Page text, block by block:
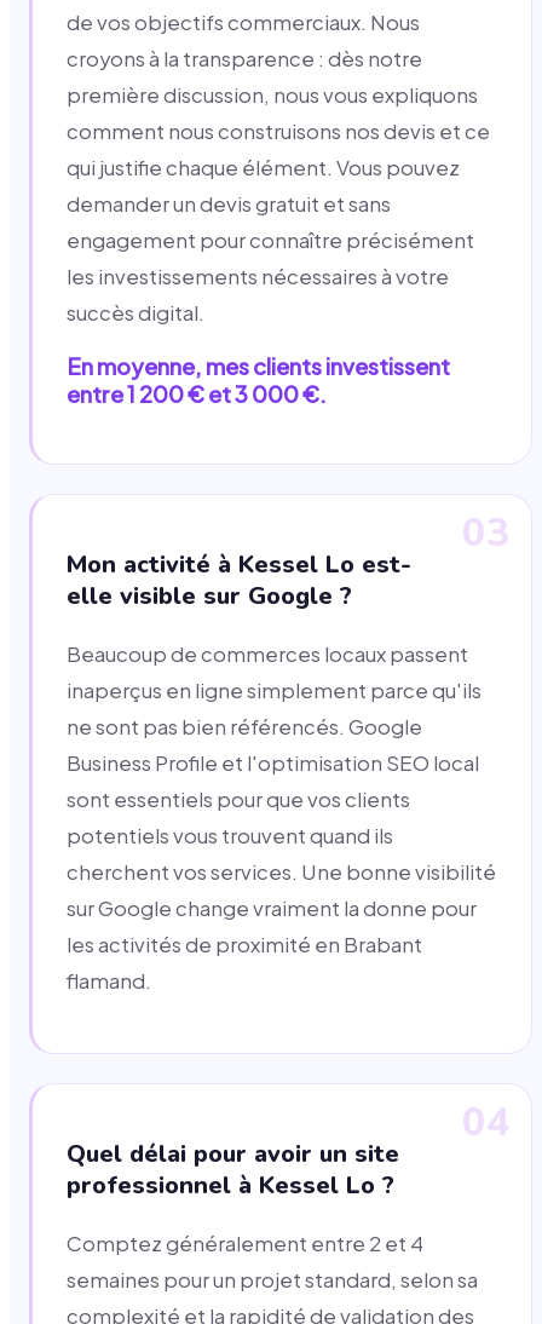
de vos objectifs commerciaux. Nous
croyons à la transparence : dès notre
première discussion, nous vous expliquons
comment nous construisons nos devis et ce
qui justifie chaque élément. Vous pouvez
demander un devis gratuit et sans
engagement pour connaître précisément
les investissements nécessaires à votre
succès digital.
En moyenne, mes clients investissent
entre 1 200 € et 3 000 €.
03
Mon activité à Kessel Lo est-
elle visible sur Google ?
Beaucoup de commerces locaux passent
inaperçus en ligne simplement parce qu'ils
ne sont pas bien référencés. Google
Business Profile et l'optimisation SEO local
sont essentiels pour que vos clients
potentiels vous trouvent quand ils
cherchent vos services. Une bonne visibilité
sur Google change vraiment la donne pour
les activités de proximité en Brabant
flamand.
04
Quel délai pour avoir un site
professionnel à Kessel Lo ?
Comptez généralement entre 2 et 4
semaines pour un projet standard, selon sa
complexité et la rapidité de validation des